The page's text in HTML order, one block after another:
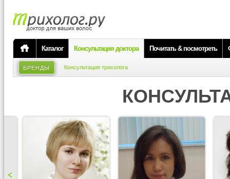
Каталог Консультация доктора Почитать & посмотреть
БРЕНДЫ Консультация трихолога